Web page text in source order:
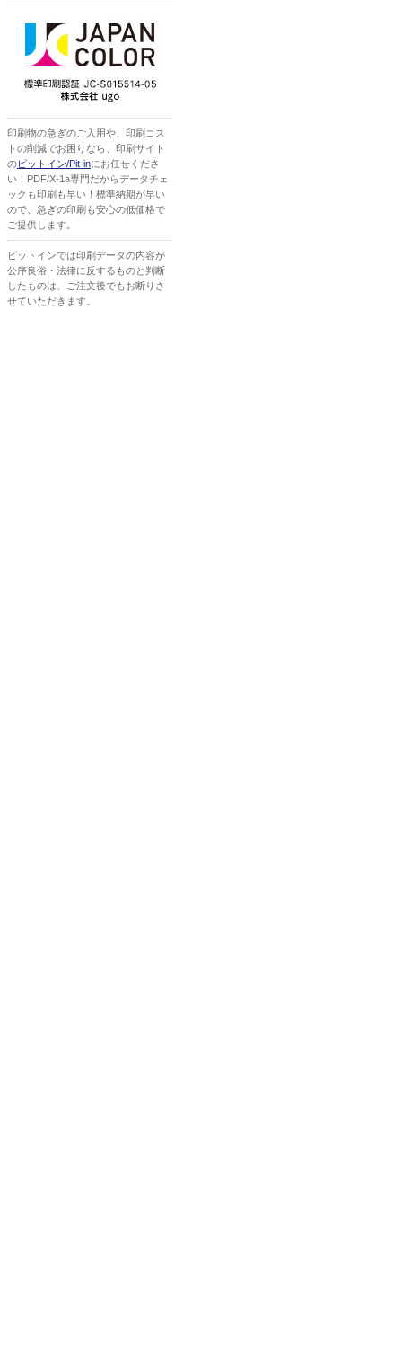
印刷物の急ぎのご入用や、印刷コス
トの削減でお困りなら、印刷サイト
のピットイン/Pit-inにお任せくださ
い！PDF/X-1a専門だからデータチェ
ックも印刷も早い！標準納期が早い
ので、急ぎの印刷も安心の低価格で
ご提供します。
ピットインでは印刷データの内容が
公序良俗・法律に反するものと判断
したものは、ご注文後でもお断りさ
せていただきます。